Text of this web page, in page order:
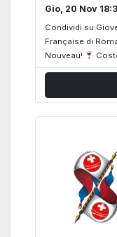
Gio, 20 Nov
Condividi
Française di
Nouveau!
Prenotazioni a: